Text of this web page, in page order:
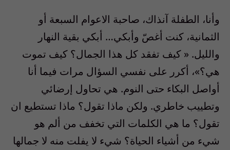
وأنا، الطفلة آنذاك، صاحبة الاعوام السبعة أو
الثمانية، كنت أغصّ وأبكي… أبكي بقية النهار
والليل. « كيف تفقد كل هذا الجمال؟ كيف تموت
هي؟»، أكرر على نفسي السؤال مرات فيما أنا
أواصل البكاء حتى النوم. هي تحاول إرضائي
وتطييب خاطري. ولكن ماذا تقول؟ ماذا تستطيع ان
تقول؟ ما هي الكلمات التي تخفف من ألم هو
شيء من أشياء الحياة؟ شيء لا يفلت منه لا جمالها